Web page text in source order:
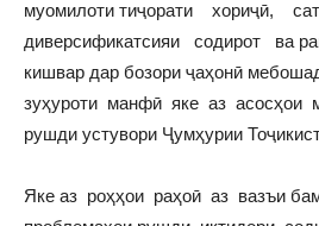
муомилоти тиҷорати хориҷӣ,
диверсификатсияи содирот ва
кишвар дар бозори ҷаҳонӣ
зуҳуроти манфӣ яке аз асосҳои
рушди устувори Ҷумҳурии
Яке аз роҳҳои раҳоӣ аз вазъи